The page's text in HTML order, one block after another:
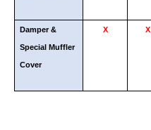
Damper &
Special Muffler
Cover
X X